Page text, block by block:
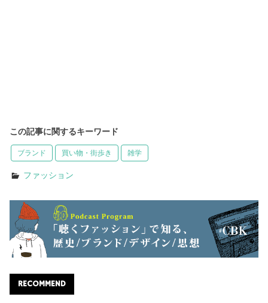
この記事に関するキーワード
ブランド 買い物・街歩き 雑学
ファッション
RECOMMEND